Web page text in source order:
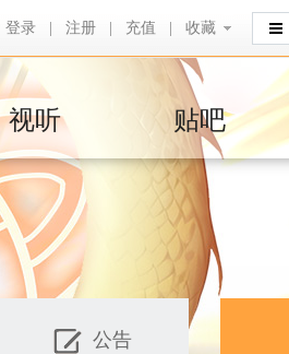
登录 注册 充值 收藏
收藏
视听 贴吧
公告